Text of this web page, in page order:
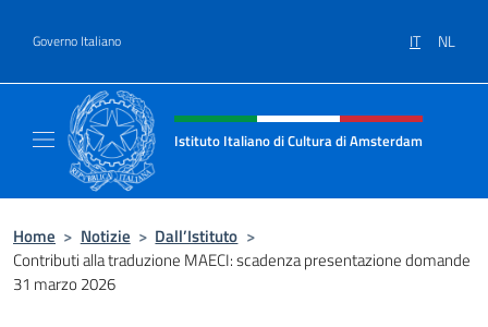
Governo Italiano IT NL
Intestazione sito, social e menù
Istituto Italiano di Cultura di Amsterdam
Home > Notizie > Dall’Istituto >
Contributi alla traduzione MAECI: scadenza presentazione domande
31 marzo 2026